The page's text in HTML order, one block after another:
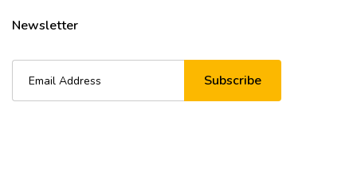
Newsletter
Subscribe